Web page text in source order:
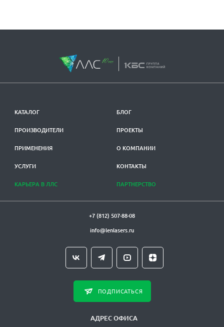
КАТАЛОГ
ПРОИЗВОДИТЕЛИ
ПРИМЕНЕНИЯ
УСЛУГИ
КАРЬЕРА В ЛЛС
БЛОГ
ПРОЕКТЫ
О КОМПАНИИ
КОНТАКТЫ
ПАРТНЕРСТВО
+7 (812) 507-88-08
info@lenlasers.ru
ПОДПИСАТЬСЯ
АДРЕС ОФИСА